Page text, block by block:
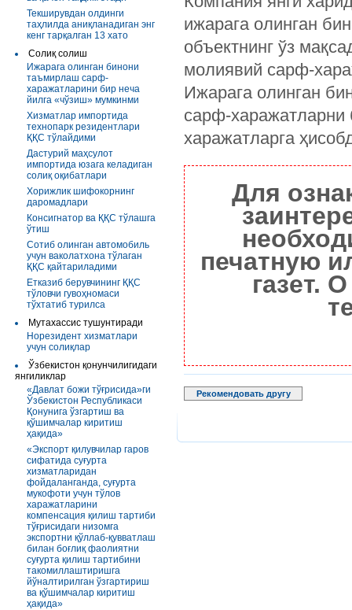
Текширувдан олдинги
таҳлилда аниқланадиган энг
кенг тарқалган 13 хато
Солиқ солиш
Ижарага олинган бинони
таъмирлаш сарф-
харажатларини бир неча
йилга «чўзиш» мумкинми
Хизматлар импортида
технопарк резидентлари
ҚҚС тўлайдими
Дастурий маҳсулот
импортида юзага келадиган
солиқ оқибатлари
Хорижлик шифокорнинг
даромадлари
Консигнатор ва ҚҚС тўлашга
ўтиш
Сотиб олинган автомобиль
учун ваколатхона тўлаган
ҚҚС қайтариладими
Етказиб берувчининг ҚҚС
тўловчи гувоҳномаси
тўхтатиб турилса
Мутахассис тушунтиради
Норезидент хизматлари
учун солиқлар
Ўзбекистон қонунчилигидаги
янгиликлар
«Давлат божи тўғрисида»ги
Ўзбекистон Республикаси
Қонунига ўзгартиш ва
қўшимчалар киритиш
ҳақида»
«Экспорт қилувчилар гаров
сифатида суғурта
хизматларидан
фойдаланганда, суғурта
мукофоти учун тўлов
харажатларини
компенсация қилиш тартиби
тўғрисидаги низомга
экспортни қўллаб-қувватлаш
билан боғлиқ фаолиятни
суғурта қилиш тартибини
такомиллаштиришга
йўналтирилган ўзгартириш
ва қўшимчалар киритиш
ҳақида»
ижарага олинган
объектнинг ўз
молиявий сарф-
Ижарага олинган
сарф-харажатларни
харажатларга
Для
печатную
газет.
Рекомендовать другу